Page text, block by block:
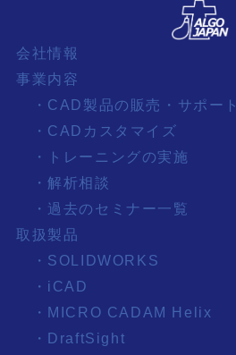
会社情報
事業内容
・CAD製品の販売・サポート
・CADカスタマイズ
・トレーニングの実施
・解析相談
・過去のセミナー一覧
取扱製品
・SOLIDWORKS
・iCAD
・MICRO CADAM Helix
・DraftSight